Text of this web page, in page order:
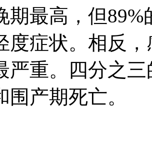
期最高，但
度症状。相反
严重。四分之
围产期死亡。